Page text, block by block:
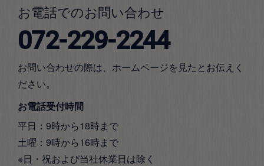
お電話でのお問い合わせ
072-229-2244
お問い合わせの際は、ホームページを見たとお伝えく
ださい。
お電話受付時間
平日：9時から18時まで
土曜：9時から16時まで
※日・祝および当社休業日は除く